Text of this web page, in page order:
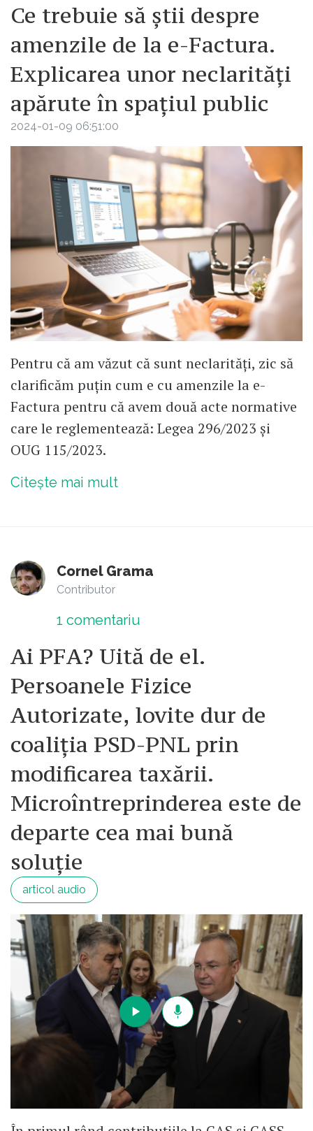
Ce trebuie să știi despre
amenzile de la e-Factura.
Explicarea unor neclarități
apărute în spațiul public
2024-01-09 06:51:00
​Pentru că am văzut că sunt neclarități, zic să
clarificăm puțin cum e cu amenzile la e-
Factura pentru că avem două acte normative
care le reglementează: Legea 296/2023 și
OUG 115/2023.
Citește mai mult
Cornel Grama
Contributor
1 comentariu
Ai PFA? Uită de el.
Persoanele Fizice
Autorizate, lovite dur de
coaliția PSD-PNL prin
modificarea taxării.
Microîntreprinderea este de
departe cea mai bună
soluție
articol audio